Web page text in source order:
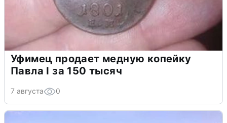
Уфимец продает медную копейку
Павла I за 150 тысяч
7 августа 0